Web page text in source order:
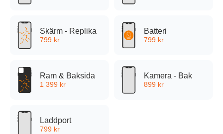
För Företag
Om oss
Skärm - Replika
799 kr
Batteri
799 kr
Ram & Baksida
1 399 kr
Kamera - Bak
899 kr
Laddport
799 kr